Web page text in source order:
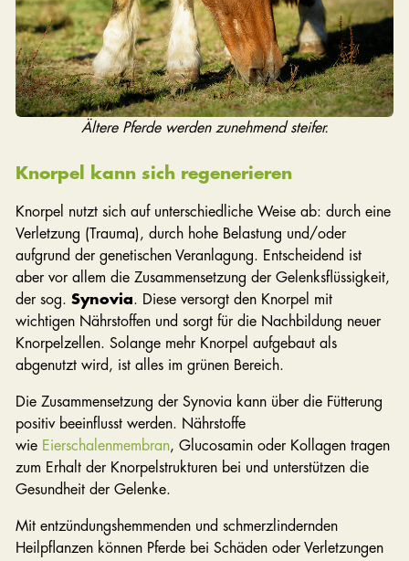
Ältere Pferde werden zunehmend steifer.
Knorpel kann sich regenerieren
Knorpel nutzt sich auf unterschiedliche Weise ab: durch eine
Verletzung (Trauma), durch hohe Belastung und/oder
aufgrund der genetischen Veranlagung. Entscheidend ist
aber vor allem die Zusammensetzung der Gelenksflüssigkeit,
der sog. Synovia. Diese versorgt den Knorpel mit
wichtigen Nährstoffen und sorgt für die Nachbildung neuer
Knorpelzellen. Solange mehr Knorpel aufgebaut als
abgenutzt wird, ist alles im grünen Bereich.
Die Zusammensetzung der Synovia kann über die Fütterung
positiv beeinflusst werden. Nährstoffe
wie Eierschalenmembran, Glucosamin oder Kollagen tragen
zum Erhalt der Knorpelstrukturen bei und unterstützen die
Gesundheit der Gelenke.
Mit entzündungshemmenden und schmerzlindernden
Heilpflanzen können Pferde bei Schäden oder Verletzungen